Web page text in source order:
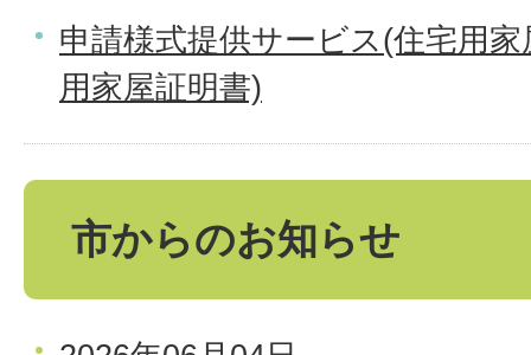
申請様式提供サービス(住宅用
用家屋証明書)
市からのお知らせ